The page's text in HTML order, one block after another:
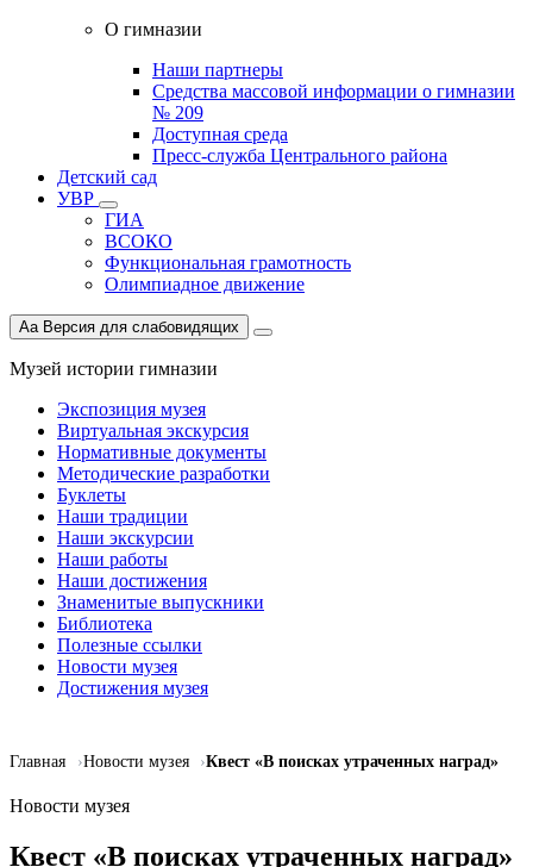
О гимназии
Наши партнеры
Средства массовой информации о гимназии
№ 209
Доступная среда
Пресс-служба Центрального района
Детский сад
УВР
ГИА
ВСОКО
Функциональная грамотность
Олимпиадное движение
Aa Версия для слабовидящих
Музей истории гимназии
Экспозиция музея
Виртуальная экскурсия
Нормативные документы
Методические разработки
Буклеты
Наши традиции
Наши экскурсии
Наши работы
Наши достижения
Знаменитые выпускники
Библиотека
Полезные ссылки
Новости музея
Достижения музея
Главная Новости музея Квест «В поисках утраченных наград»
Новости музея
Квест «В поисках утраченных наград»